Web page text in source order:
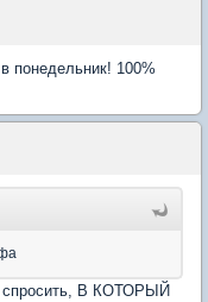
понедельник! 100%
спросить, В КОТОРЫЙ